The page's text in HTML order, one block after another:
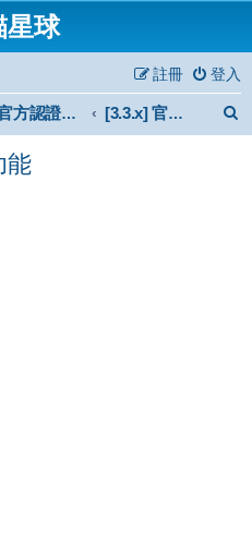
星球
登入
註冊
官方認證擴充功能 [3.3.x] 官方認證擴充功能
能